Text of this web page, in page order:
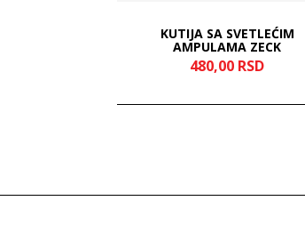
KUTIJA SA SVETLEĆIM
AMPULAMA ZECK
480,00 RSD